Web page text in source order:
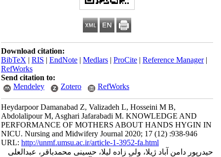
Download citation:
BibTeX|RIS|EndNote|Medlars|ProCite|Reference Manager
RefWorks
Send citation to:
Mendeley
Zotero RefWorks
Heydarpoor Damanabad Z, Valizadeh L, Hosseini M B,
Abdolalipour M, Asghari Jafarabadi M. KNOWLEDGE AND
PERFORMANCE OF MOTHERS ABOUT HANDS HYGIN IN
NICU. Nursing and Midwifery Journal 2020; 17 (12) :938-946
URL:http://unmf.umsu.ac.ir/article-1-3952-fa.html
حیدرپور دامن آباد ژیلا، ولی زاده لیلا، حسینی محمدباقر، عبدالعلی